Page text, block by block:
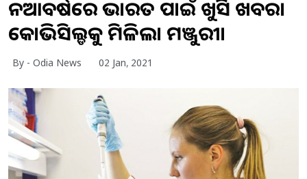
ନୂଆବର୍ଷରେ ଭାରତ ପାଇଁ ଖୁସି ଖବର।
କୋଭିସିଲ୍ଡକୁ ମିଳିଲା ମଞ୍ଜୁରୀ।
By - Odia News 02 Jan, 2021